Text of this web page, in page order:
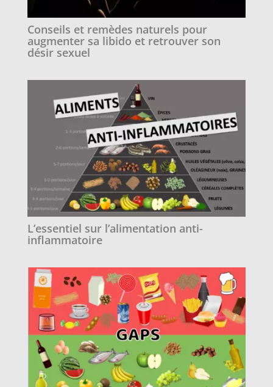
Conseils et remèdes naturels pour
augmenter sa libido et retrouver son
désir sexuel
L’essentiel sur l’alimentation anti-
inflammatoire